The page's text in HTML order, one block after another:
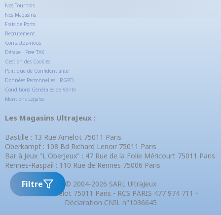
Filtre
Nos Tournois
Nos Magasins
Frais de Ports
Recrutement
Contactez-nous
Détaxe - Free TAX
Gestion des Cookies
Politique de Confidentialité
Données Personnelles - RGPD
Conditions Générales de Vente
Mentions Légales
Les Magasins UltraJeux :
Bastille : 13 Rue Amelot 75011 Paris
Oberkampf : 108 Bd Richard Lenoir 75011 Paris
Bar à Jeux "L'OberJeux" : 47 Rue de la Folie Méricourt 75011 Paris
Rennes-Raspail : 110 Rue de Rennes 75006 Paris
© 2004-2026 SARL UltraJeux
13 Rue Amelot 75011 Paris - RCS PARIS 477 974 711 -
Déclaration CNIL n°1036645